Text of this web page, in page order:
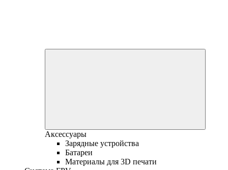
Аксессуары
Зарядные устройства
Батареи
Материалы для 3D печати